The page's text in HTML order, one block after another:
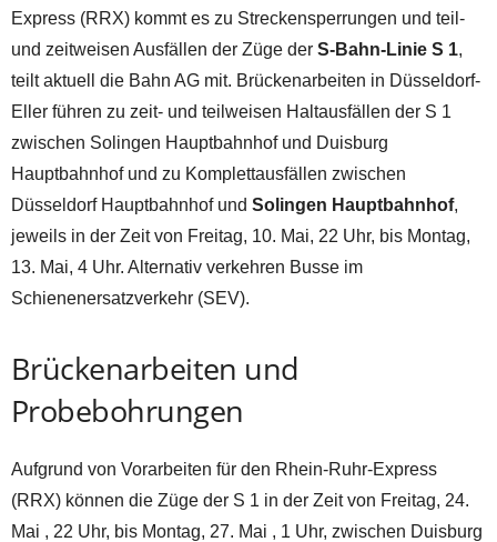
Express (RRX) kommt es zu Streckensperrungen und teil-
und zeitweisen Ausfällen der Züge der S-Bahn-Linie S 1,
teilt aktuell die Bahn AG mit. Brückenarbeiten in Düsseldorf-
Eller führen zu zeit- und teilweisen Haltausfällen der S 1
zwischen Solingen Hauptbahnhof und Duisburg
Hauptbahnhof und zu Komplettausfällen zwischen
Düsseldorf Hauptbahnhof und Solingen Hauptbahnhof,
jeweils in der Zeit von Freitag, 10. Mai, 22 Uhr, bis Montag,
13. Mai, 4 Uhr. Alternativ verkehren Busse im
Schienenersatzverkehr (SEV).
Brückenarbeiten und
Probebohrungen
Aufgrund von Vorarbeiten für den Rhein-Ruhr-Express
(RRX) können die Züge der S 1 in der Zeit von Freitag, 24.
Mai , 22 Uhr, bis Montag, 27. Mai , 1 Uhr, zwischen Duisburg